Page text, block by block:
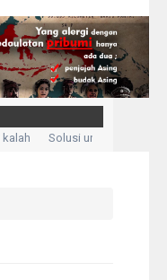
Solusi untuk setiap